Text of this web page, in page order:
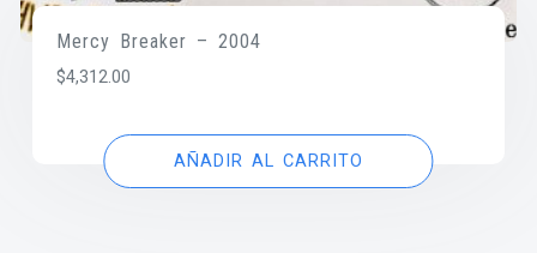
Mercy Breaker – 2004
$4,312.00
AÑADIR AL CARRITO